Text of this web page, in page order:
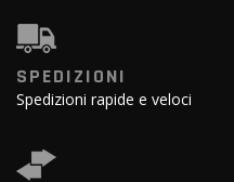
SPEDIZIONI
Spedizioni rapide e veloci